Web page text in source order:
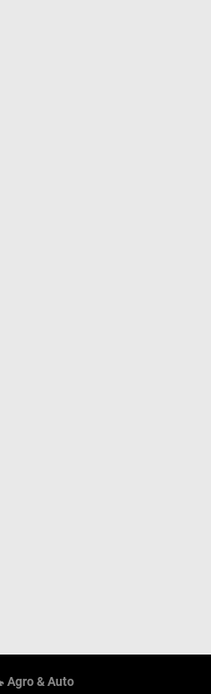
Agro & Auto